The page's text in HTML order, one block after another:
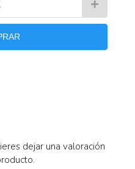
dejar una valoración